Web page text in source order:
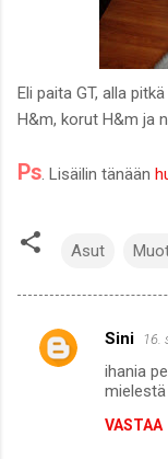
Eli paita GT, alla
H&m, korut H&m ja
Ps . Lisäilin tänään
Asut
K
Sini 16.
ihania
VASTAA